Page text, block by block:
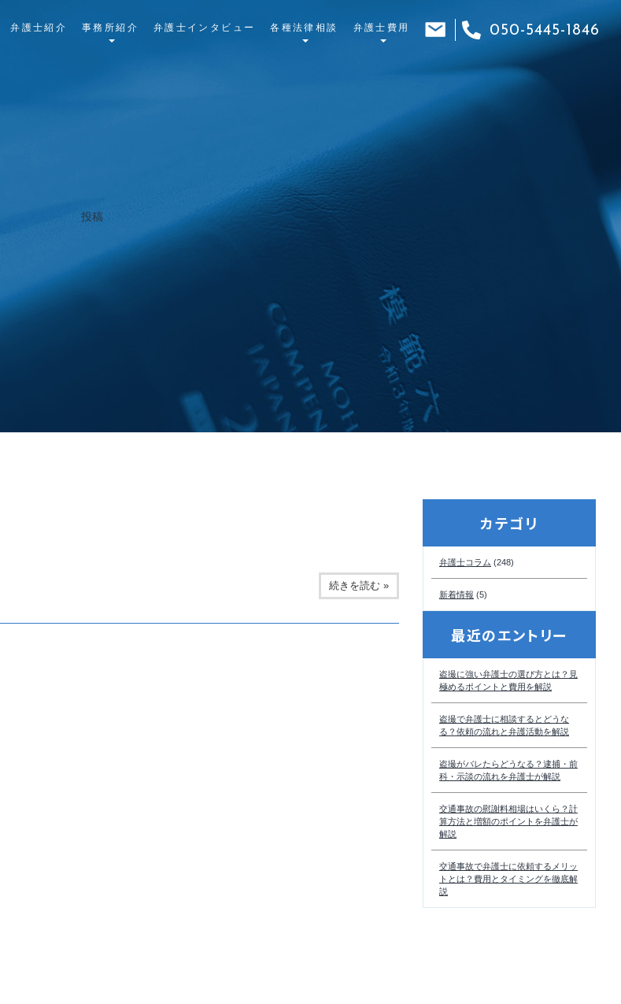
弁護士紹介 事務所紹介 弁護士インタビュー 各種法律相談 弁護士費用 050-5445-1846
投稿
続きを読む »
カテゴリ
弁護士コラム (248)
新着情報 (5)
最近のエントリー
盗撮に強い弁護士の選び方とは？見
極めるポイントと費用を解説
盗撮で弁護士に相談するとどうな
る？依頼の流れと弁護活動を解説
盗撮がバレたらどうなる？逮捕・前
科・示談の流れを弁護士が解説
交通事故の慰謝料相場はいくら？計
算方法と増額のポイントを弁護士が
解説
交通事故で弁護士に依頼するメリッ
トとは？費用とタイミングを徹底解
説